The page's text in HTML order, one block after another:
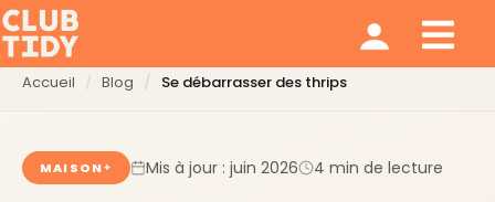
Accueil Blog Se débarrasser des thrips
MAISON Mis à jour : juin 2026 4 min de lecture